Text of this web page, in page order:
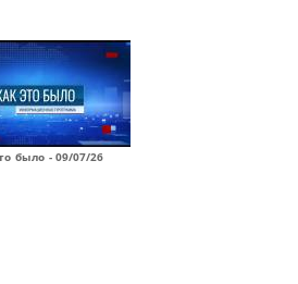
было - 09/07/26